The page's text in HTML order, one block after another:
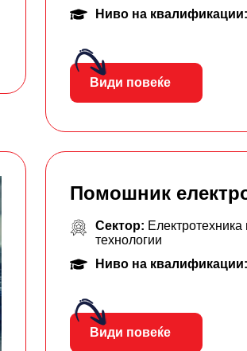
Ниво на квалификации:
Види повеќе
Помошник
Сектор:
технологии
Ниво на квалификации:
Види повеќе